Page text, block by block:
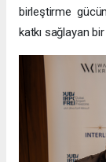
birleştirme
katkı sağlayan